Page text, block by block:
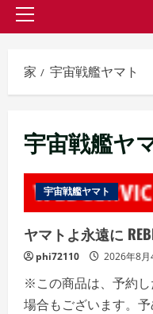
プ
イ
マ
ニ
ー
家 宇宙戦艦ヤマト
宇宙戦艦ヤ
宇宙戦艦ヤマト
ヤマトよ永遠に
phi72110 2026年8月
※この商品は、予約
場合もございます。